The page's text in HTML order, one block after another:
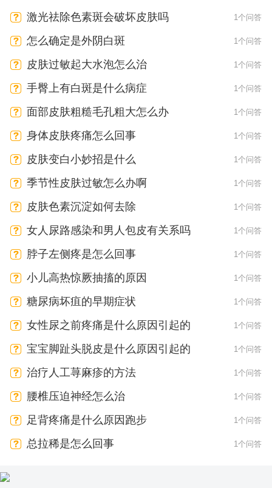
激光祛除色素斑会破坏皮肤吗 1个问答
怎么确定是外阴白斑 1个问答
皮肤过敏起大水泡怎么治 1个问答
手臀上有白斑是什么病症 1个问答
面部皮肤粗糙毛孔粗大怎么办 1个问答
身体皮肤疼痛怎么回事 1个问答
皮肤变白小妙招是什么 1个问答
季节性皮肤过敏怎么办啊 1个问答
皮肤色素沉淀如何去除 1个问答
女人尿路感染和男人包皮有关系吗 1个问答
脖子左侧疼是怎么回事 1个问答
小儿高热惊厥抽搐的原因 1个问答
糖尿病坏疽的早期症状 1个问答
女性尿之前疼痛是什么原因引起的 1个问答
宝宝脚趾头脱皮是什么原因引起的 1个问答
治疗人工荨麻疹的方法 1个问答
腰椎压迫神经怎么治 1个问答
足背疼痛是什么原因跑步 1个问答
总拉稀是怎么回事 1个问答